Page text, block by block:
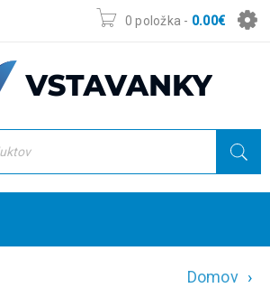
0 položka - 0.00€
Domov ›